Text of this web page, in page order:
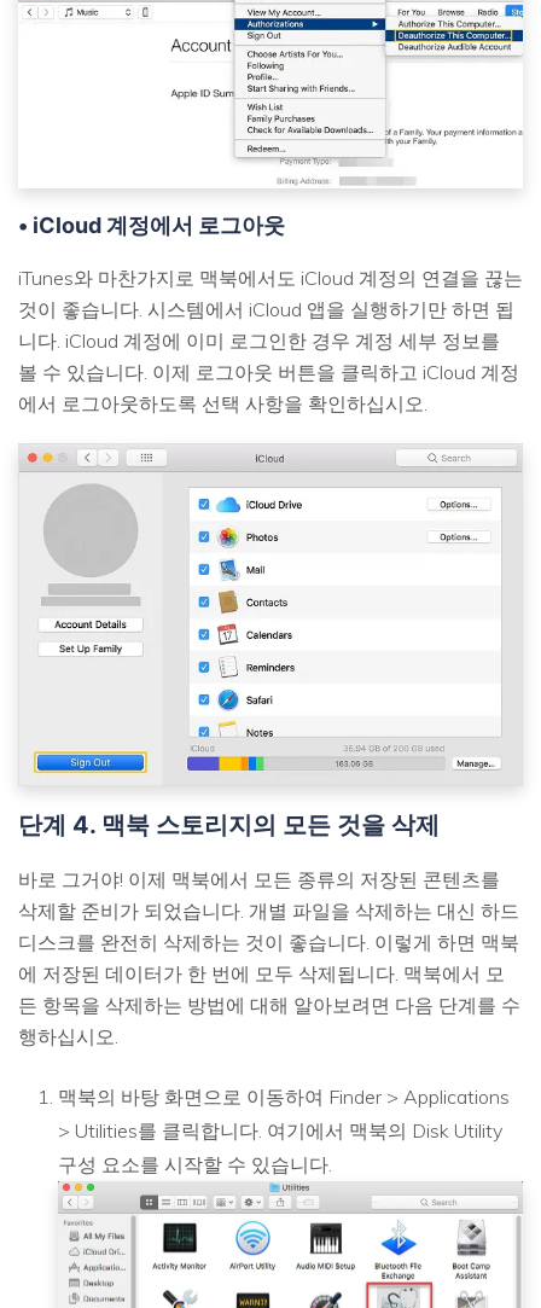
• iCloud 계정에서 로그아웃
iTunes와 마찬가지로 맥북에서도 iCloud 계정의 연결을 끊는
것이 좋습니다. 시스템에서 iCloud 앱을 실행하기만 하면 됩
니다. iCloud 계정에 이미 로그인한 경우 계정 세부 정보를
볼 수 있습니다. 이제 로그아웃 버튼을 클릭하고 iCloud 계정
에서 로그아웃하도록 선택 사항을 확인하십시오.
단계 4. 맥북 스토리지의 모든 것을 삭제
바로 그거야! 이제 맥북에서 모든 종류의 저장된 콘텐츠를
삭제할 준비가 되었습니다. 개별 파일을 삭제하는 대신 하드
디스크를 완전히 삭제하는 것이 좋습니다. 이렇게 하면 맥북
에 저장된 데이터가 한 번에 모두 삭제됩니다. 맥북에서 모
든 항목을 삭제하는 방법에 대해 알아보려면 다음 단계를 수
행하십시오.
맥북의 바탕 화면으로 이동하여 Finder > Applications
> Utilities를 클릭합니다. 여기에서 맥북의 Disk Utility
구성 요소를 시작할 수 있습니다.